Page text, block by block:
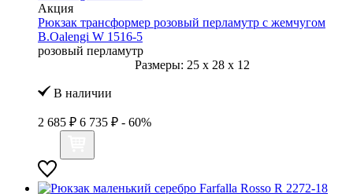
Акция
Рюкзак трансформер розовый перламутр с жемчугом
B.Oalengi W 1516-5
розовый перламутр
Размеры: 25 x 28 x 12
В наличии
2 685 ₽ 6 735 ₽ - 60%